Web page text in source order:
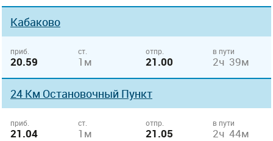
Кабаково
приб.
20.59
ст.
1м
отпр.
21.00
в пути
2ч 39м
24 Км Остановочный Пункт
приб.
21.04
ст.
1м
отпр.
21.05
в пути
2ч 44м